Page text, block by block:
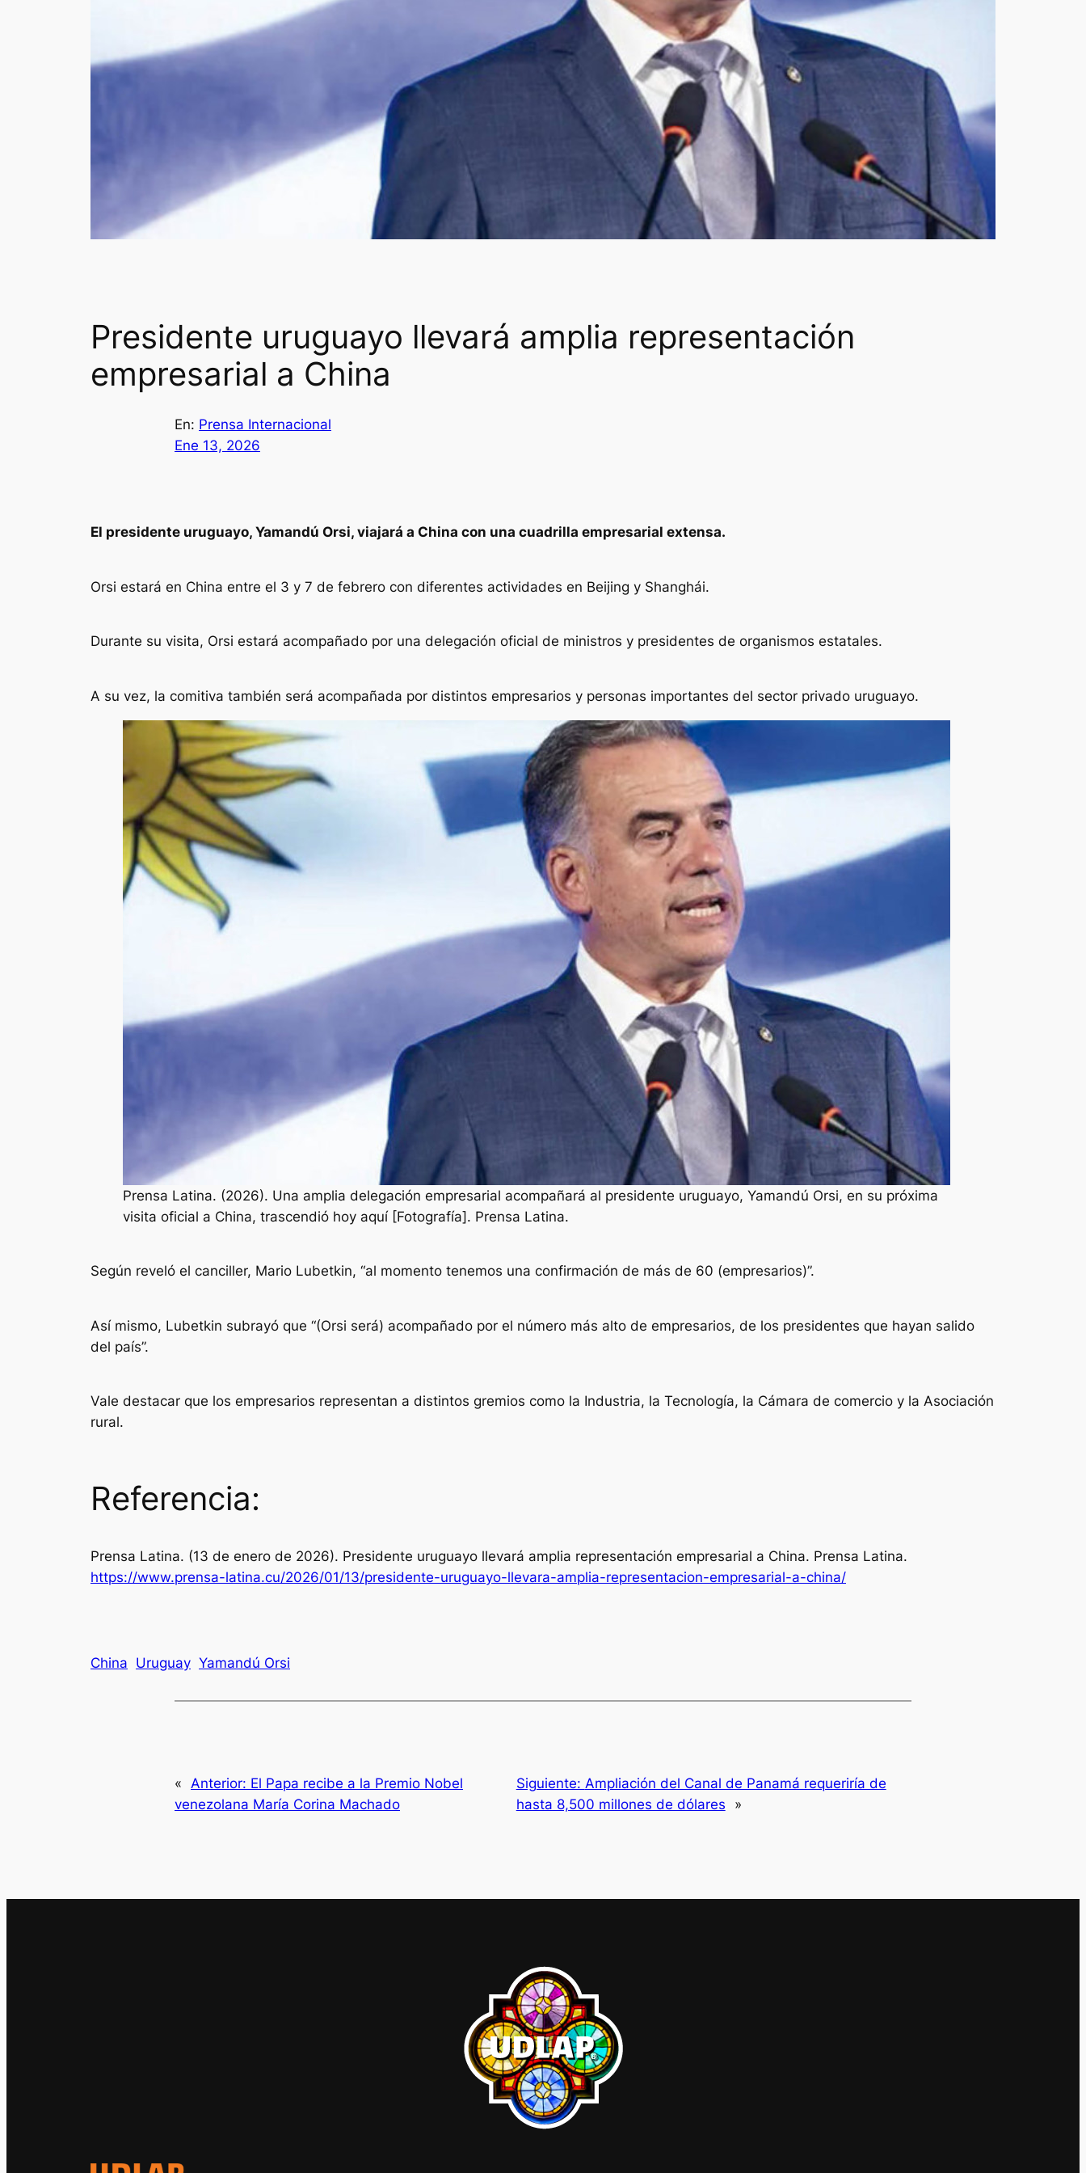
Presidente uruguayo llevará amplia representación
empresarial a China
En: Prensa Internacional
Ene 13, 2026
El presidente uruguayo, Yamandú Orsi, viajará a China con una cuadrilla empresarial extensa.
Orsi estará en China entre el 3 y 7 de febrero con diferentes actividades en Beijing y Shanghái.
Durante su visita, Orsi estará acompañado por una delegación oficial de ministros y presidentes de organismos estatales.
A su vez, la comitiva también será acompañada por distintos empresarios y personas importantes del sector privado uruguayo.
Prensa Latina. (2026). Una amplia delegación empresarial acompañará al presidente uruguayo, Yamandú Orsi, en su próxima
visita oficial a China, trascendió hoy aquí [Fotografía]. Prensa Latina.
Según reveló el canciller, Mario Lubetkin, “al momento tenemos una confirmación de más de 60 (empresarios)”.
Así mismo, Lubetkin subrayó que “(Orsi será) acompañado por el número más alto de empresarios, de los presidentes que hayan salido
del país”.
Vale destacar que los empresarios representan a distintos gremios como la Industria, la Tecnología, la Cámara de comercio y la Asociación
rural.
Referencia:
Prensa Latina. (13 de enero de 2026). Presidente uruguayo llevará amplia representación empresarial a China. Prensa Latina.
https://www.prensa-latina.cu/2026/01/13/presidente-uruguayo-llevara-amplia-representacion-empresarial-a-china/
China Uruguay Yamandú Orsi
« Anterior: El Papa recibe a la Premio Nobel
venezolana María Corina Machado
Siguiente: Ampliación del Canal de Panamá requeriría de
hasta 8,500 millones de dólares
»